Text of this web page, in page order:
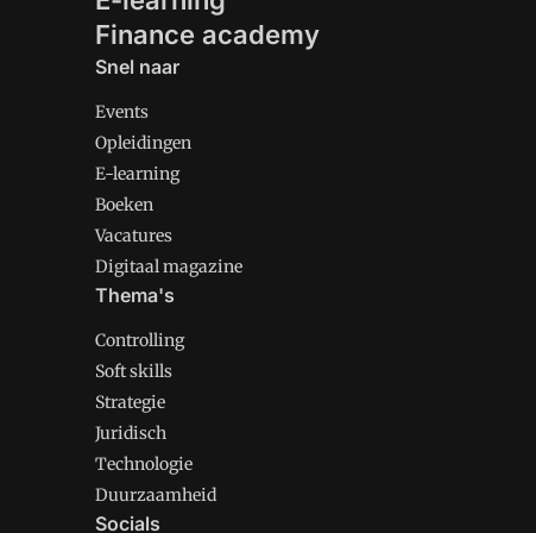
Finance academy
Snel naar
Events
Opleidingen
E-learning
Boeken
Vacatures
Digitaal magazine
Thema's
Controlling
Soft skills
Strategie
Juridisch
Technologie
Duurzaamheid
Socials